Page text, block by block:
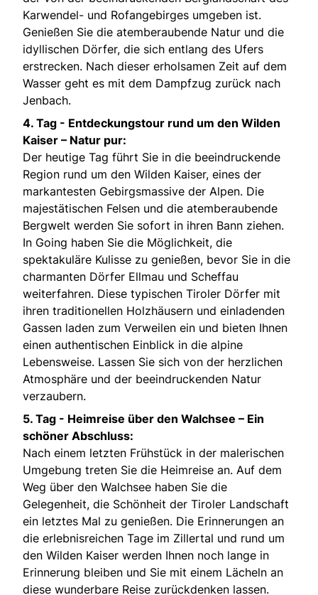
Karwendel- und Rofangebirges umgeben ist.
Genießen Sie die atemberaubende Natur und die
idyllischen Dörfer, die sich entlang des Ufers
erstrecken. Nach dieser erholsamen Zeit auf dem
Wasser geht es mit dem Dampfzug zurück nach
Jenbach.
4. Tag - Entdeckungstour rund um den Wilden
Kaiser – Natur pur:
Der heutige Tag führt Sie in die beeindruckende
Region rund um den Wilden Kaiser, eines der
markantesten Gebirgsmassive der Alpen. Die
majestätischen Felsen und die atemberaubende
Bergwelt werden Sie sofort in ihren Bann ziehen.
In Going haben Sie die Möglichkeit, die
spektakuläre Kulisse zu genießen, bevor Sie in die
charmanten Dörfer Ellmau und Scheffau
weiterfahren. Diese typischen Tiroler Dörfer mit
ihren traditionellen Holzhäusern und einladenden
Gassen laden zum Verweilen ein und bieten Ihnen
einen authentischen Einblick in die alpine
Lebensweise. Lassen Sie sich von der herzlichen
Atmosphäre und der beeindruckenden Natur
verzaubern.
5. Tag - Heimreise über den Walchsee – Ein
schöner Abschluss:
Nach einem letzten Frühstück in der malerischen
Umgebung treten Sie die Heimreise an. Auf dem
Weg über den Walchsee haben Sie die
Gelegenheit, die Schönheit der Tiroler Landschaft
ein letztes Mal zu genießen. Die Erinnerungen an
die erlebnisreichen Tage im Zillertal und rund um
den Wilden Kaiser werden Ihnen noch lange in
Erinnerung bleiben und Sie mit einem Lächeln an
diese wunderbare Reise zurückdenken lassen.